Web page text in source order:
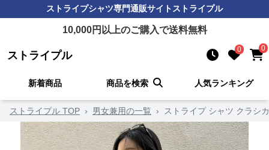
ストライプシャツ専門通販サイト ストライプル
10,000円以上のご購入で送料無料
ストライプル 0 0
新着商品 商品を検索 人気ランキング
ストライプル TOP › 男女兼用の一覧 › ストライプ シャツ クラシ